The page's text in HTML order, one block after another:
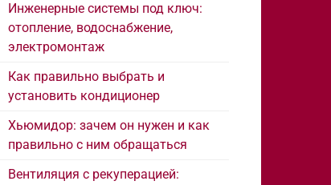
Инженерные системы под ключ:
отопление, водоснабжение,
электромонтаж
Как правильно выбрать и
установить кондиционер
Хьюмидор: зачем он нужен и как
правильно с ним обращаться
Вентиляция с рекуперацией: